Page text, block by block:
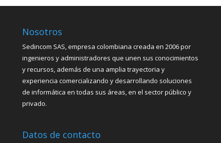
Nosotros
Sedincom SAS, empresa colombiana creada en 2006 por
ingenieros y administradores que unen sus conocimientos
y recursos, además de una amplia trayectoria y
experiencia comercializando y desarrollando soluciones
de informática en todas sus áreas, en el sector público y
privado.
Datos de contacto